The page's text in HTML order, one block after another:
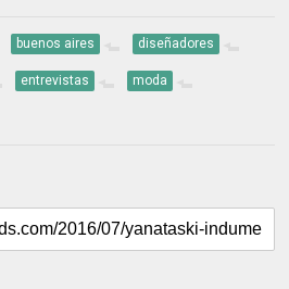
buenos aires diseñadores
entrevistas moda